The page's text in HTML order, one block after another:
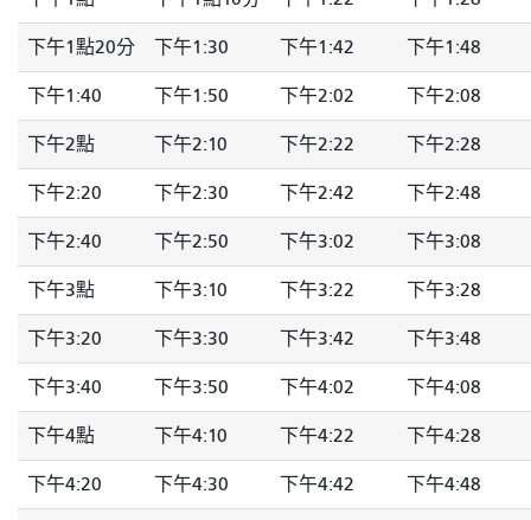
下午1點20分 下午1:30 下午1:42 下午1:48
下午1:40 下午1:50 下午2:02 下午2:08
下午2點 下午2:10 下午2:22 下午2:28
下午2:20 下午2:30 下午2:42 下午2:48
下午2:40 下午2:50 下午3:02 下午3:08
下午3點 下午3:10 下午3:22 下午3:28
下午3:20 下午3:30 下午3:42 下午3:48
下午3:40 下午3:50 下午4:02 下午4:08
下午4點 下午4:10 下午4:22 下午4:28
下午4:20 下午4:30 下午4:42 下午4:48